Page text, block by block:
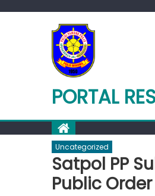
PORTAL
Uncategorized
Satpol PP
Public